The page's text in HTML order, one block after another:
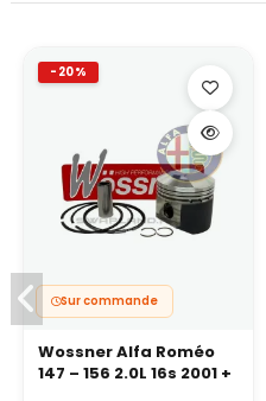
-20%
Sur commande
Wossner Alfa Roméo
147 – 156 2.0L 16s 2001 +